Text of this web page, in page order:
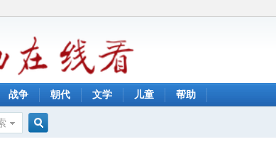
战争 朝代 文学 儿童 帮助